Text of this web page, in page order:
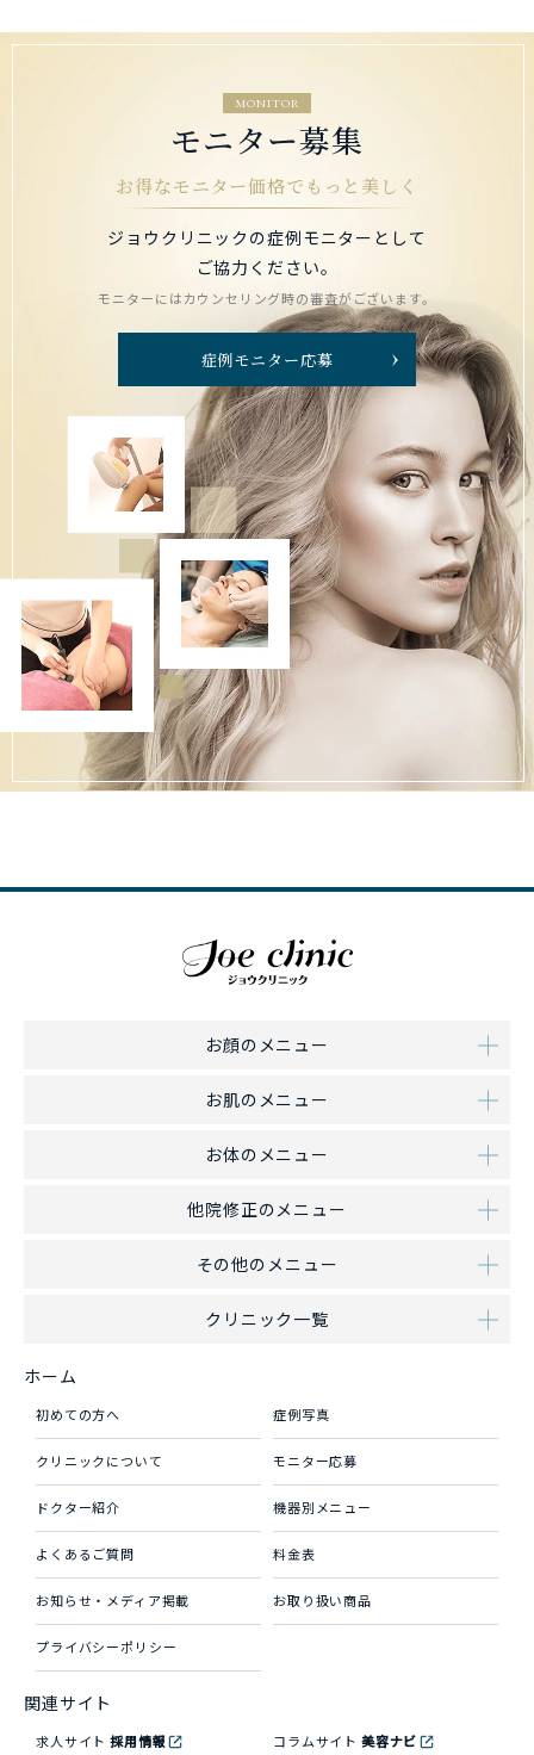
MONITOR
モニター募集
お得なモニター価格でもっと美しく
ジョウクリニックの症例モニターとして
ご協力ください。
モニターにはカウンセリング時の審査がございます。
症例モニター応募
お顔のメニュー
お肌のメニュー
お体のメニュー
他院修正のメニュー
その他のメニュー
クリニック一覧
ホーム
初めての方へ 症例写真
クリニックについて モニター応募
ドクター紹介 機器別メニュー
よくあるご質問 料金表
お知らせ・メディア掲載 お取り扱い商品
プライバシーポリシー
関連サイト
求人サイト採用情報 コラムサイト 美容ナビ